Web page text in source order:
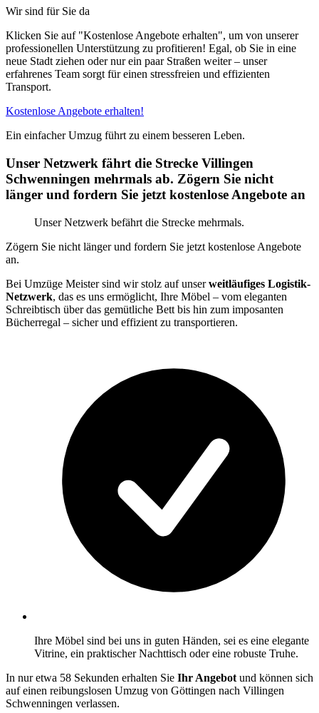
Wir sind für Sie da
Klicken Sie auf "Kostenlose Angebote erhalten", um von unserer
professionellen Unterstützung zu profitieren! Egal, ob Sie in eine
neue Stadt ziehen oder nur ein paar Straßen weiter – unser
erfahrenes Team sorgt für einen stressfreien und effizienten
Transport.
Kostenlose Angebote erhalten!
Ein einfacher Umzug führt zu einem besseren Leben.
Unser Netzwerk fährt die Strecke Villingen
Schwenningen mehrmals ab. Zögern Sie nicht
länger und fordern Sie jetzt kostenlose Angebote an
Unser Netzwerk befährt die Strecke mehrmals.
Zögern Sie nicht länger und fordern Sie jetzt kostenlose Angebote
an.
Bei Umzüge Meister sind wir stolz auf unserweitläufiges Logistik-
Netzwerk, das es uns ermöglicht, Ihre Möbel – vom eleganten
Schreibtisch über das gemütliche Bett bis hin zum imposanten
Bücherregal – sicher und effizient zu transportieren.
Ihre Möbel sind bei uns in guten Händen, sei es eine elegante
Vitrine, ein praktischer Nachttisch oder eine robuste Truhe.
In nur etwa 58 Sekunden erhalten Sie Ihr Angebot und können sich
auf einen reibungslosen Umzug von Göttingen nach Villingen
Schwenningen⁠ verlassen.